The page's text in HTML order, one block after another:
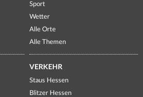
Sport
Wetter
Alle Orte
Alle Themen
VERKEHR
Staus Hessen
Blitzer Hessen